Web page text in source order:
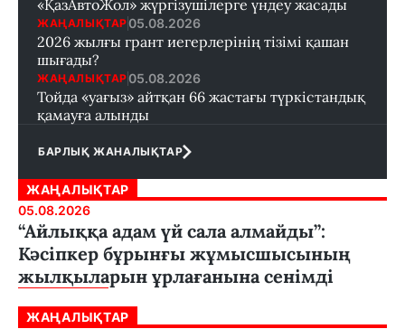
«ҚазАвтоЖол» жүргізушілерге үндеу жасады
ЖАҢАЛЫҚТАР 05.08.2026
2026 жылғы грант иегерлерінің тізімі қашан
шығады?
ЖАҢАЛЫҚТАР 05.08.2026
Тойда «уағыз» айтқан 66 жастағы түркістандық
қамауға алынды
БАРЛЫҚ ЖАНАЛЫҚТАР
ЖАҢАЛЫҚТАР
05.08.2026
“Айлыққа адам үй сала алмайды”:
Кәсіпкер бұрынғы жұмысшысының
жылқыларын ұрлағанына сенімді
ЖАҢАЛЫҚТАР